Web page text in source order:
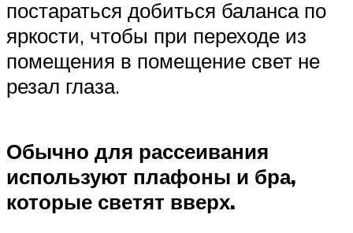
постараться добиться баланса по
яркости, чтобы при переходе из
помещения в помещение свет не
резал глаза.
Обычно для рассеивания
используют плафоны и бра,
которые светят вверх.